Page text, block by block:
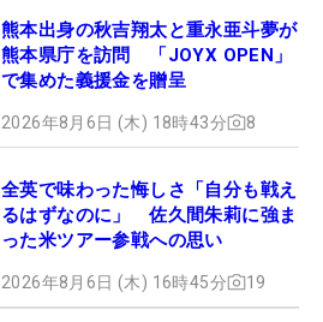
熊本出身の秋吉翔太と重永亜斗夢が
熊本県庁を訪問 「JOYX OPEN」
で集めた義援金を贈呈
2026年8月6日 (木) 18時43分 8
全英で味わった悔しさ「自分も戦え
るはずなのに」 佐久間朱莉に強ま
った米ツアー参戦への思い
2026年8月6日 (木) 16時45分 19